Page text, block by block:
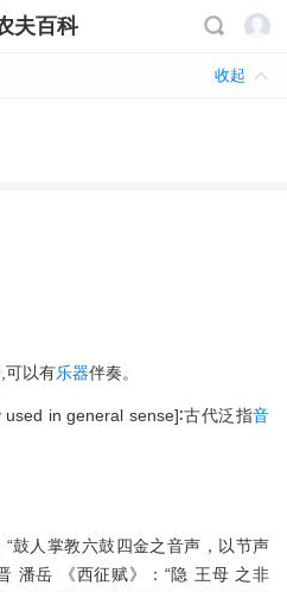
夫百科
收起
,可以有乐器伴奏。
in general sense]∶古代泛指音
“鼓人掌教六鼓四金之音声，以节声
潘岳 《西征赋》：“隐 王母 之非